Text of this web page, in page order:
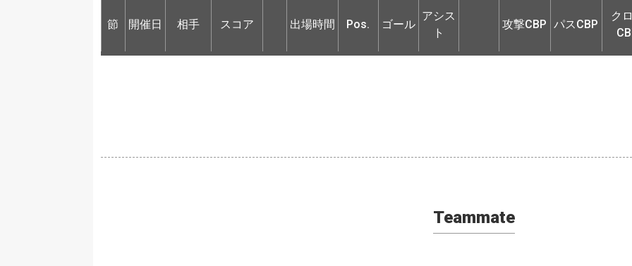
ト
節 開催日 相手 スコア 出場時間 Pos. ゴール
アシス
ト
攻撃CBP パスCBP
ク
節 開催日 相手
Teammate